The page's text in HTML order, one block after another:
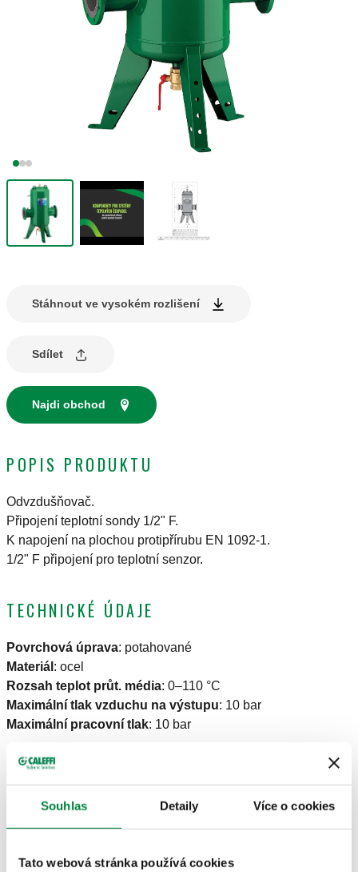
Souhlas Detaily Více o cookies
Tato webová stránka používá cookies
Stáhnout ve vysokém rozlišení
Sdílet
Najdi obchod
POPIS PRODUKTU
Odvzdušňovač.
Připojení teplotní sondy 1/2" F.
K napojení na plochou protipřírubu EN 1092-1.
1/2" F připojení pro teplotní senzor.
TECHNICKÉ ÚDAJE
Povrchová úprava: potahované
Materiál : ocel
Rozsah teplot průt. média: 0–110 °C
Maximální tlak vzduchu na výstupu: 10 bar
Maximální pracovní tlak: 10 bar
NÁKRESY A SPECIFIKACE